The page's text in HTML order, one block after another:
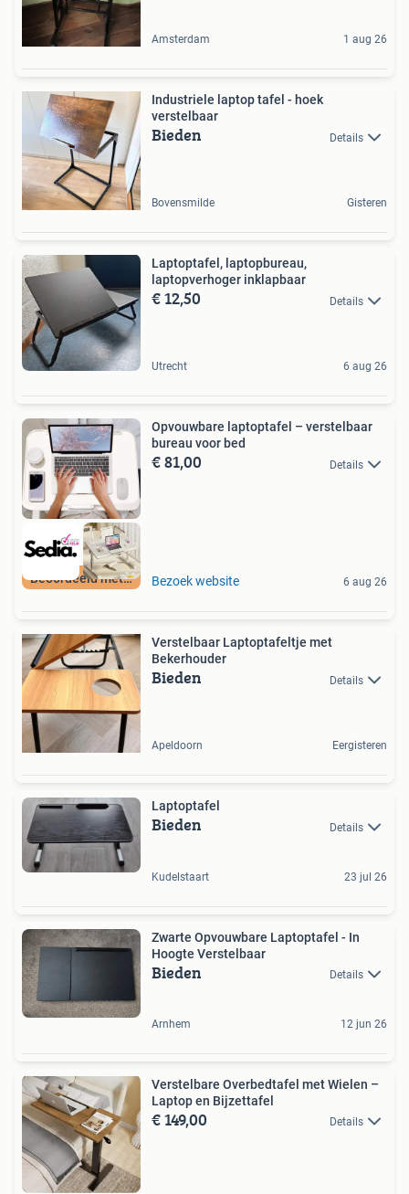
Amsterdam 1 aug 26
Industriele laptop tafel - hoek
verstelbaar
Bieden Details
Bovensmilde Gisteren
Laptoptafel, laptopbureau,
laptopverhoger inklapbaar
€ 12,50 Details
Utrecht 6 aug 26
Beoordeeld met 9+
Opvouwbare laptoptafel – verstelbaar
bureau voor bed
€ 81,00 Details
Bezoek website 6 aug 26
Verstelbaar Laptoptafeltje met
Bekerhouder
Bieden Details
Apeldoorn Eergisteren
Laptoptafel
Bieden Details
Kudelstaart 23 jul 26
Zwarte Opvouwbare Laptoptafel - In
Hoogte Verstelbaar
Bieden Details
Arnhem 12 jun 26
Verstelbare Overbedtafel met Wielen –
Laptop en Bijzettafel
€ 149,00 Details